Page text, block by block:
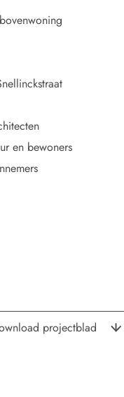
en bewoners
projectblad